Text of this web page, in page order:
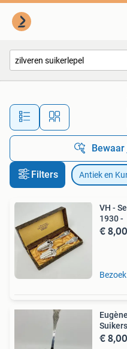
Alle
Filters Antiek en
VH -
1930 -
€ 8,00
€ 8,00